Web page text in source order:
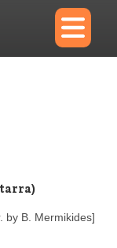
×
by B. Mermikides]